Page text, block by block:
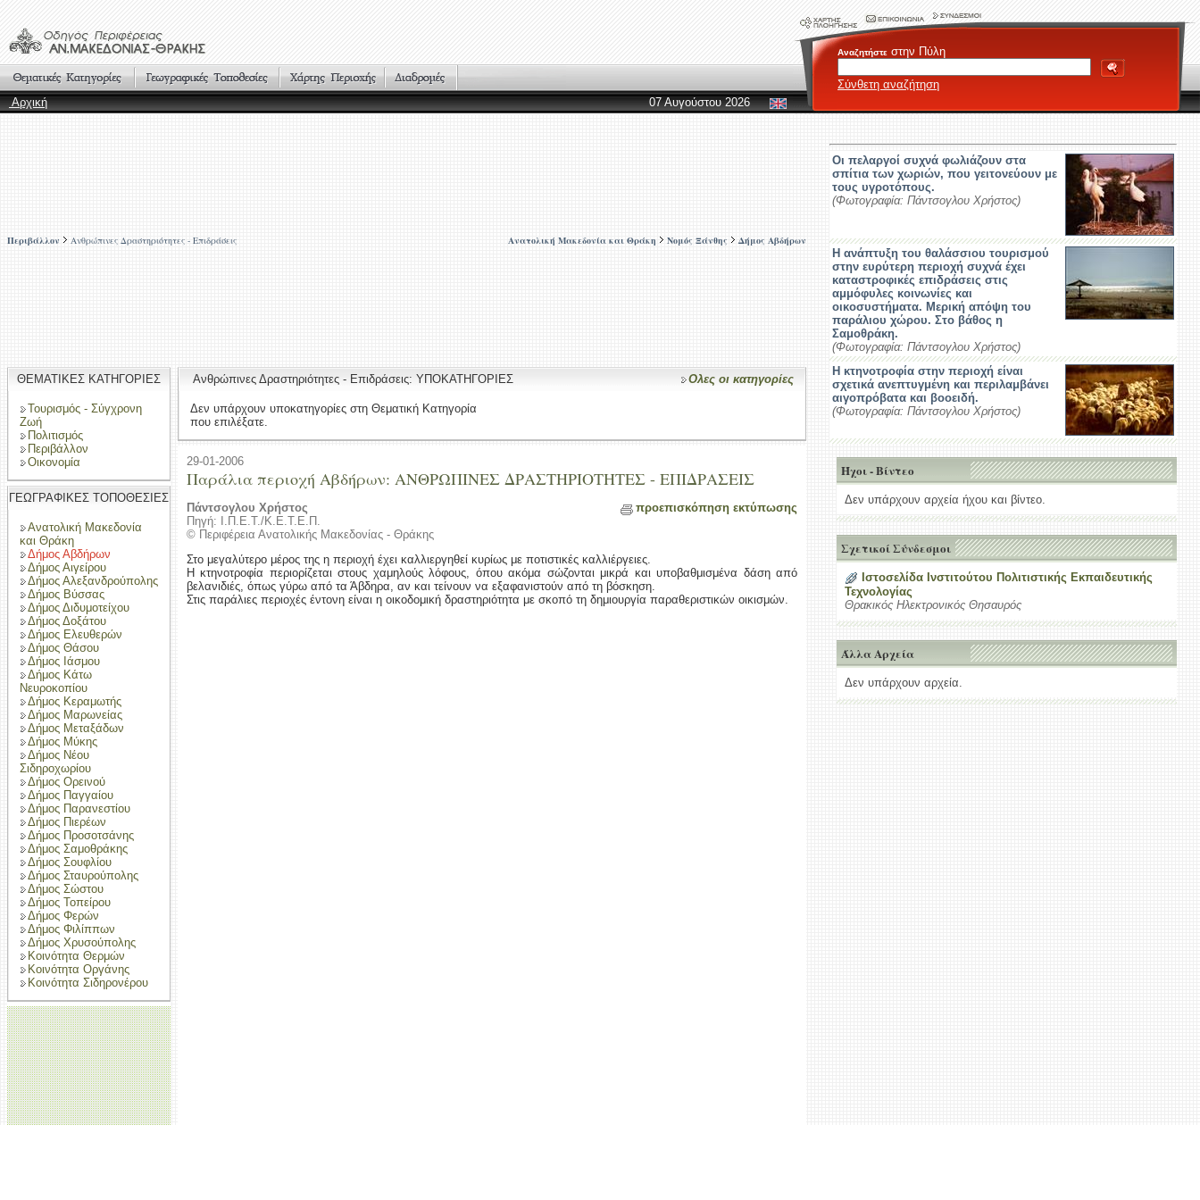
Αναζητήστε στην Πύλη
Σύνθετη αναζήτηση
Αρχική
07 Αυγούστου 2026
Περιβάλλον Ανθρώπινες Δραστηριότητες - Επιδράσεις Ανατολική Μακεδονία και Θράκη Νομός Ξάνθης Δήμος Αβδήρων
Οι πελαργοί συχνά φωλιάζουν στα
σπίτια των χωριών, που γειτονεύουν με
τους υγροτόπους.
(Φωτογραφία: Πάντσογλου Χρήστος)
Η ανάπτυξη του θαλάσσιου τουρισμού
στην ευρύτερη περιοχή συχνά έχει
καταστροφικές επιδράσεις στις
αμμόφυλες κοινωνίες και
οικοσυστήματα. Μερική απόψη του
παράλιου χώρου. Στο βάθος η
Σαμοθράκη.
(Φωτογραφία: Πάντσογλου Χρήστος)
Η κτηνοτροφία στην περιοχή είναι
σχετικά ανεπτυγμένη και περιλαμβάνει
αιγοπρόβατα και βοοειδή.
(Φωτογραφία: Πάντσογλου Χρήστος)
Ήχοι - Βίντεο
Δεν υπάρχουν αρχεία ήχου και βίντεο.
Σχετικοί Σύνδεσμοι
Ιστοσελίδα Ινστιτούτου Πολιτιστικής Εκπαιδευτικής
Τεχνολογίας
Θρακικός Ηλεκτρονικός Θησαυρός
Άλλα Αρχεία
Δεν υπάρχουν αρχεία.
ΘΕΜΑΤΙΚΕΣ ΚΑΤΗΓΟΡΙΕΣ
Τουρισμός - Σύγχρονη
Ζωή
Πολιτισμός
Περιβάλλον
Οικονομία
ΓΕΩΓΡΑΦΙΚΕΣ ΤΟΠΟΘΕΣΙΕΣ
Ανατολική Μακεδονία
και Θράκη
Δήμος Αβδήρων
Δήμος Αιγείρου
Δήμος Αλεξανδρούπολης
Δήμος Βύσσας
Δήμος Διδυμοτείχου
Δήμος Δοξάτου
Δήμος Ελευθερών
Δήμος Θάσου
Δήμος Ιάσμου
Δήμος Κάτω
Νευροκοπίου
Δήμος Κεραμωτής
Δήμος Μαρωνείας
Δήμος Μεταξάδων
Δήμος Μύκης
Δήμος Νέου
Σιδηροχωρίου
Δήμος Ορεινού
Δήμος Παγγαίου
Δήμος Παρανεστίου
Δήμος Πιερέων
Δήμος Προσοτσάνης
Δήμος Σαμοθράκης
Δήμος Σουφλίου
Δήμος Σταυρούπολης
Δήμος Σώστου
Δήμος Τοπείρου
Δήμος Φερών
Δήμος Φιλίππων
Δήμος Χρυσούπολης
Κοινότητα Θερμών
Κοινότητα Οργάνης
Κοινότητα Σιδηρονέρου
Ανθρώπινες Δραστηριότητες - Επιδράσεις: ΥΠΟΚΑΤΗΓΟΡΙΕΣ Ολες οι κατηγορίες
Δεν υπάρχουν υποκατηγορίες στη Θεματική Κατηγορία
που επιλέξατε.
29-01-2006
Παράλια περιοχή Αβδήρων: ΑΝΘΡΩΠΙΝΕΣ ΔΡΑΣΤΗΡΙΟΤΗΤΕΣ - ΕΠΙΔΡΑΣΕΙΣ
Πάντσογλου Χρήστος
Πηγή: Ι.Π.Ε.Τ./Κ.Ε.Τ.Ε.Π.
© Περιφέρεια Ανατολικής Μακεδονίας - Θράκης
προεπισκόπηση εκτύπωσης
Στο μεγαλύτερο μέρος της η περιοχή έχει καλλιεργηθεί κυρίως με ποτιστικές καλλιέργειες.
Η κτηνοτροφία περιορίζεται στους χαμηλούς λόφους, όπου ακόμα σώζονται μικρά και υποβαθμισμένα δάση από
βελανιδιές, όπως γύρω από τα Άβδηρα, αν και τείνουν να εξαφανιστούν από τη βόσκηση.
Στις παράλιες περιοχές έντονη είναι η οικοδομική δραστηριότητα με σκοπό τη δημιουργία παραθεριστικών οικισμών.